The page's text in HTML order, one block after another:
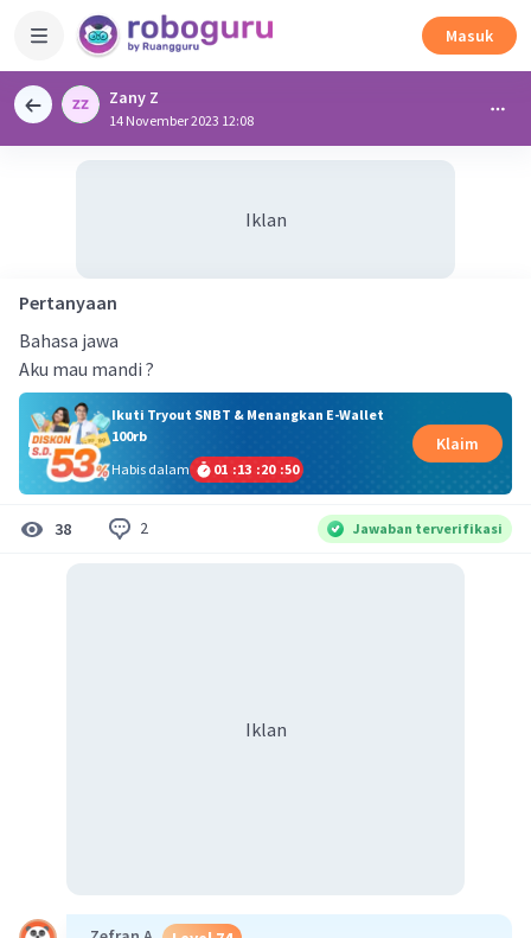
Masuk
Zany Z
14 November 2023 12:08
Iklan
Pertanyaan
Bahasa jawa
Aku mau mandi ?
Ikuti Tryout SNBT & Menangkan E-Wallet
100rb
Habis dalam
01 :13 :20 :49
Klaim
38 2 Jawaban terverifikasi
Iklan